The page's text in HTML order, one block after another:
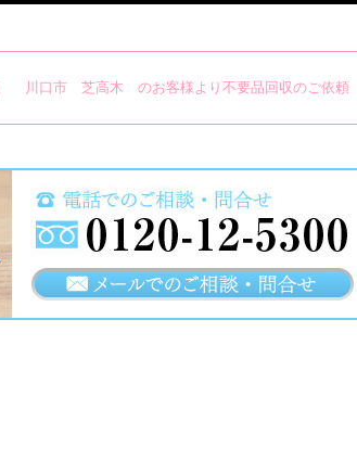
川口市 芝高木 のお客様より不要品回収のご依頼